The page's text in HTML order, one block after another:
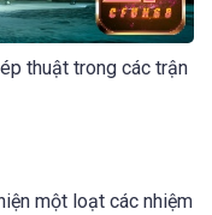
thuật trong các trận
một loạt các nhiệm